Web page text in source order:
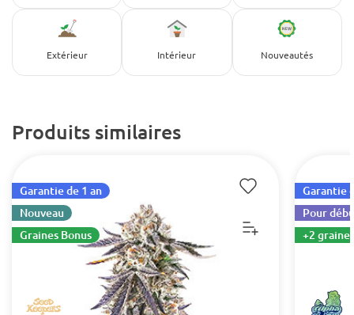
Extérieur Intérieur Nouveautés
Produits similaires
Garantie de 1 an
Nouveau
Graines Bonus
Garantie
Pour
+2